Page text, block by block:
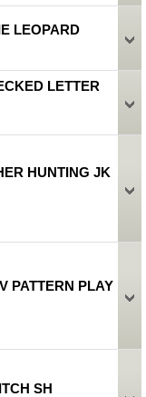
LEOPARD
LETTER
HUNTING JK
PATTERN PLAY
SH